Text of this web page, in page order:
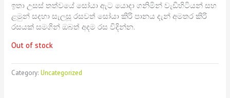
ඉතා උසස් තත්වයේ සෝයා ඇට යොදා ගනිමින් වැඩිහිටියන් සහ
ළමුන් සදහා සැලසූ රසවත් සෝයා කිරි පානය දැන් අමතර කිරි
රසයක් සමගින් ඔබත් අදම රස විදින්න.
Out of stock
Category:Uncategorized